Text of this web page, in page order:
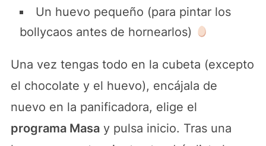
Un huevo pequeño (para pintar los
bollycaos antes de hornearlos)
Una vez tengas todo en la cubeta (excepto
el chocolate y el huevo), encájala de
nuevo en la panificadora, elige el
programa Masay pulsa inicio. Tras una